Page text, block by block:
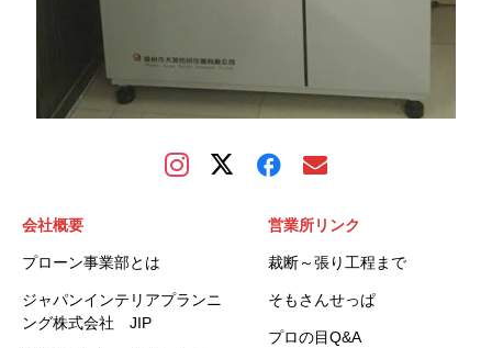
会社概要
プローン事業部とは
ジャパンインテリアプランニ
ング株式会社 JIP
営業所リンク
裁断～張り工程まで
そもさんせっぱ
プロの目Q&A